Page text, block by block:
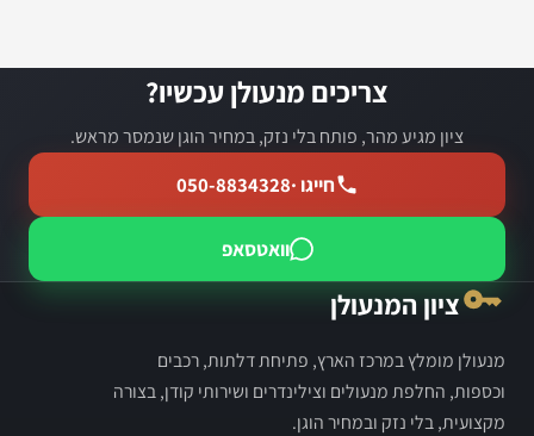
צריכים מנעולן עכשיו?
ציון מגיע מהר, פותח בלי נזק, במחיר הוגן שנמסר מראש.
חייגו ·050-8834328
וואטסאפ
ציון המנעולן
מנעולן מומלץ במרכז הארץ, פתיחת דלתות, רכבים
וכספות, החלפת מנעולים וצילינדרים ושירותי קודן, בצורה
מקצועית, בלי נזק ובמחיר הוגן.